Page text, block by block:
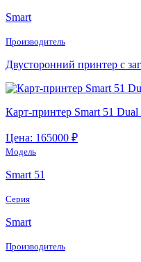
Smart
Производитель
Двусторонний принтер с
Карт-принтер Smart 51
Цена: 165000 ₽
Модель
Smart 51
Серия
Smart
Производитель